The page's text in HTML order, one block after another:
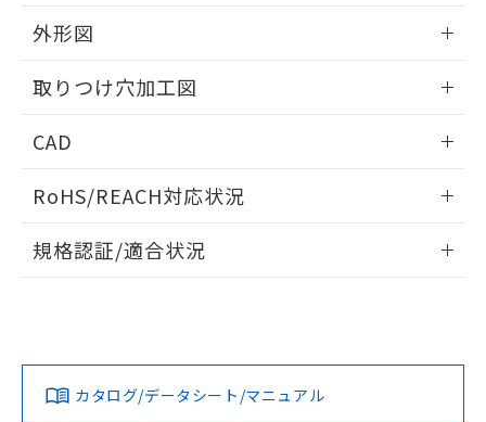
外形図
取りつけ穴加工図
CAD
ドすることができます。
ログイン/会員登録
ダウンロードデータをご利用いただく前に、以下を必ずお読
みください。
ソフトウェアの使用条件
RoHS/REACH対応状況
EU RoHS 注意事項・凡例
対応済み
規格認証/適合状況
カタログ/データシート/マニュアル
指します。
51物質の非含有証明書（当社基準）
※本証明書は発行日時点で非含有を証明す
るもので、過去に遡って非含有を証明する
ものではありません。
また、RoHS指令のフタル酸エステル類４
欄に対応日を記載しておりました。
既に当社にて対応品への在庫切替を完了
していることから、特段のことがない限
り、2022年1月12日より割愛しておりま
す。